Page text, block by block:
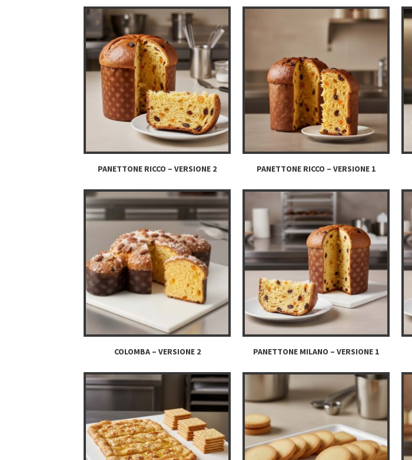
PANETTONE RICCO – VERSIONE 2 PANETTONE RICCO – VERSIONE 1
COLOMBA – VERSIONE 2 PANETTONE MILANO – VERSIONE 1